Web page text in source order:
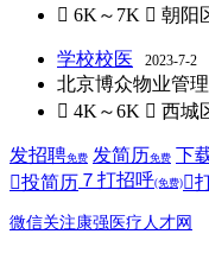
 6K～7K  朝阳
学校校医 2023-7-2
北京博众物业管
 4K～6K  西城
发招聘免费 发简历免费 下
投简历 ７ 打招呼(免费) 
微信关注康强医疗人才网